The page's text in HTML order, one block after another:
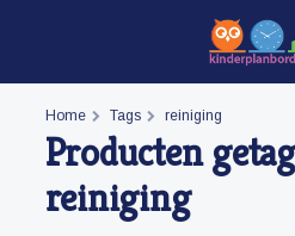
Home Tags reiniging
Producten
reiniging